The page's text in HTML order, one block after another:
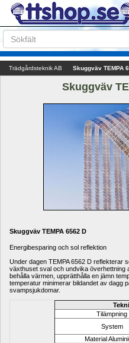
Trädgårdsteknik AB Skuggväv TEMPA
Skuggväv
Skuggväv TEMPA 6562 D
Energibesparing och sol reflektion
Under dagen TEMPA 6562 D reflekterar
växthuset sval och undvika överhettning
behålla värmen upprätthålla en jämn
temperatur minimerar bildandet av dagg
svampsjukdomar.
Tilämpning
System
Material